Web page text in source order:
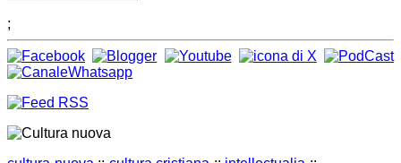
;